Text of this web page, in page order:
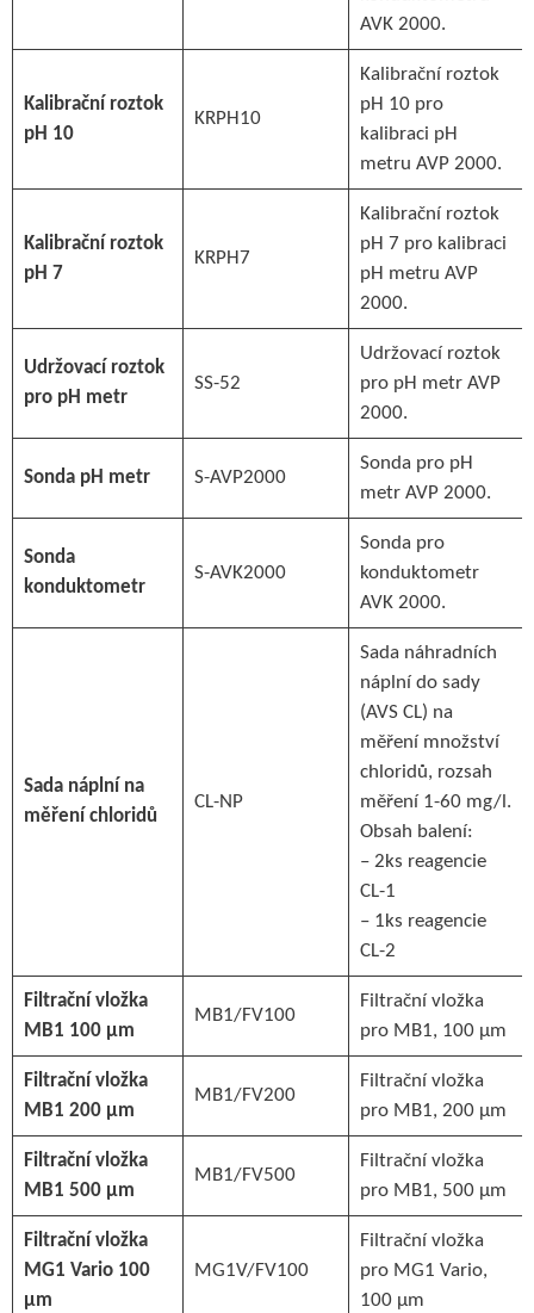
AVK 2000.
Kalibrační roztok
pH 10
KRPH10
Kalibrační roztok
pH 10 pro
kalibraci pH
metru AVP 2000.
Kalibrační roztok
pH 7
KRPH7
Kalibrační roztok
pH 7 pro kalibraci
pH metru AVP
2000.
Udržovací roztok
pro pH metr
SS-52
Udržovací roztok
pro pH metr AVP
2000.
Sonda pH metr S-AVP2000
Sonda pro pH
metr AVP 2000.
Sonda
konduktometr
S-AVK2000
Sonda pro
konduktometr
AVK 2000.
Sada náplní na
měření chloridů
CL-NP
Sada náhradních
náplní do sady
(AVS CL) na
měření množství
chloridů, rozsah
měření 1-60 mg/l.
Obsah balení:
– 2ks reagencie
CL-1
– 1ks reagencie
CL-2
Filtrační vložka
MB1 100 µm
MB1/FV100
Filtrační vložka
pro MB1, 100 µm
Filtrační vložka
MB1 200 µm
MB1/FV200
Filtrační vložka
pro MB1, 200 µm
Filtrační vložka
MB1 500 µm
MB1/FV500
Filtrační vložka
pro MB1, 500 µm
Filtrační vložka
MG1 Vario 100
µm
MG1V/FV100
Filtrační vložka
pro MG1 Vario,
100 µm